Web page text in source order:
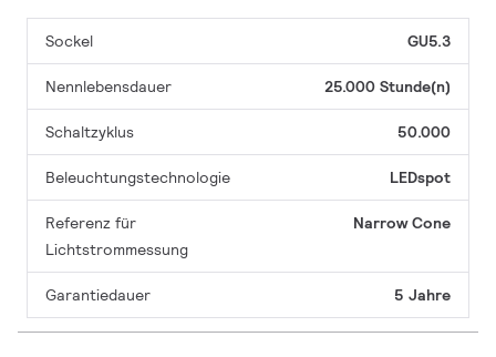
Sockel GU5.3
Nennlebensdauer 25.000 Stunde(n)
Schaltzyklus 50.000
Beleuchtungstechnologie LEDspot
Referenz für
Lichtstrommessung
Narrow Cone
Garantiedauer 5 Jahre